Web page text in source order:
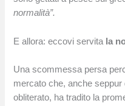
normalità”.
E allora: eccovi servita la
Una scommessa persa
mercato che, anche
obliterato, ha tradito la